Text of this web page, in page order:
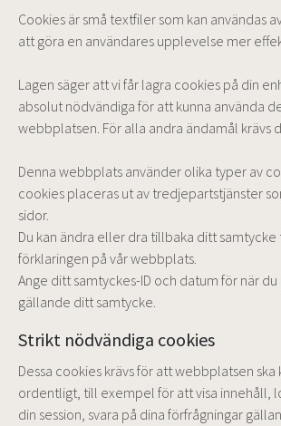
Cookies är små textfiler som kan användas
att göra en användares upplevelse mer
Lagen säger att vi får lagra cookies på din
absolut nödvändiga för att kunna använda
webbplatsen. För alla andra ändamål krävs
Denna webbplats använder olika typer av
cookies placeras ut av tredjepartstjänster
sidor.
Du kan ändra eller dra tillbaka ditt
förklaringen på vår webbplats.
Ange ditt samtyckes-ID och datum för när
gällande ditt samtycke.
Strikt nödvändiga cookies
Dessa cookies krävs för att webbplatsen ska
ordentligt, till exempel för att visa innehåll,
din session, svara på dina förfrågningar